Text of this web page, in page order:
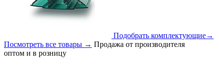
Подобрать комплектующие→
Посмотреть все товары → Продажа от производителя
оптом и в розницу